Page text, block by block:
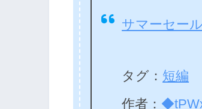
サマーセー
タグ： 短編
作者：